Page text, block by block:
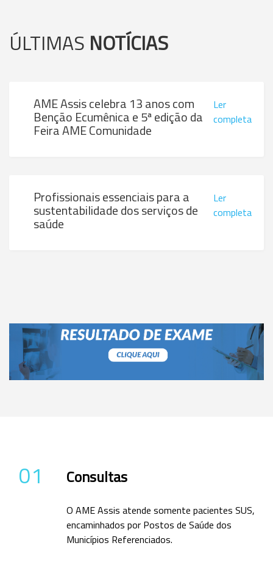
ÚLTIMAS NOTÍCIAS
AME Assis celebra 13 anos com
Benção Ecumênica e 5ª edição da
Feira AME Comunidade
Ler
completa
Profissionais essenciais para a
sustentabilidade dos serviços de
saúde
Ler
completa
01 Consultas
O AME Assis atende somente pacientes SUS,
encaminhados por Postos de Saúde dos
Municípios Referenciados.